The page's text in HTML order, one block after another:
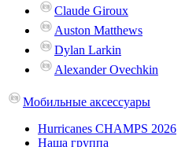
Claude Giroux
Auston Matthews
Dylan Larkin
Alexander Ovechkin
Мобильные аксессуары
Hurricanes CHAMPS 2026
Наша группа